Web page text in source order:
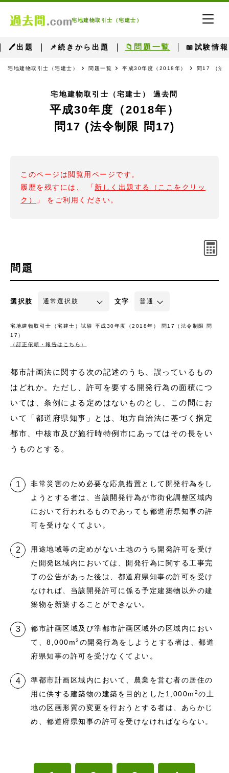
宅地建物取引士（宅建士）
🖊出題 📌続きから出題 📁問題一覧 📖試験情報
宅地建物取引士（宅建士） 問題一覧 平成30年度（2018年） 問17 （法
宅地建物取引士（宅建士） 過去問
平成30年度（2018年）
問17 (法令制限 問17)
このページは閲覧用ページです。
履歴を残すには、 「 新しく出題する（ここをクリッ
ク）
」 をご利用ください。
問題
選択肢 文字
宅地建物取引士（宅建士）試験 平成30年度（2018年） 問17（法令制限 問
17）
（訂正依頼・報告はこちら）
都市計画法に関する次の記述のうち、誤っているもの
はどれか。ただし、許可を要する開発行為の面積につ
いては、条例による定めはないものとし、この問にお
いて「都道府県知事」とは、地方自治法に基づく指定
都市、中核市及び施行時特例市にあってはその長をい
うものとする。
非常災害のため必要な応急措置として開発行為をし
ようとする者は、当該開発行為が市街化調整区域内
において行われるものであっても都道府県知事の許
可を受けなくてよい。
用途地域等の定めがない土地のうち開発許可を受け
た開発区域内においては、開発行為に関する工事完
了の公告があった後は、都道府県知事の許可を受け
なければ、当該開発許可に係る予定建築物以外の建
築物を新築することができない。
都市計画区域及び準都市計画区域外の区域内におい
て、8,000m2 の開発行為をしようとする者は、都道
府県知事の許可を受けなくてよい。
準都市計画区域内において、農業を営む者の居住の
用に供する建築物の建築を目的とした1,000m 2の土
地の区画形質の変更を行おうとする者は、あらかじ
め、都道府県知事の許可を受けなければならない。